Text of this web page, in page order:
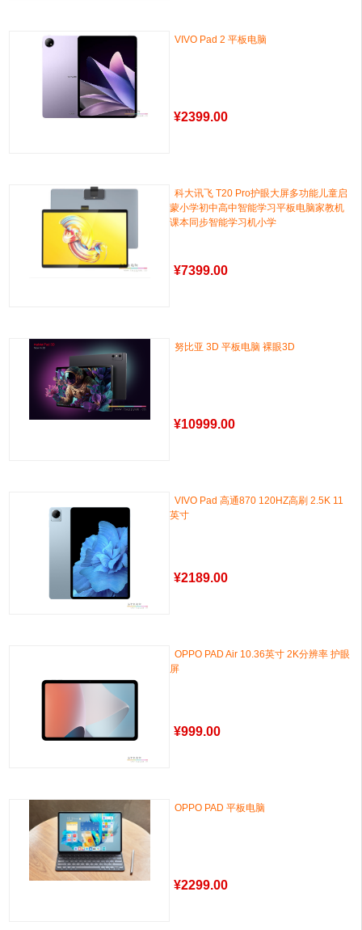
VIVO Pad 2 平板电脑
¥2399.00
科大讯飞 T20 Pro护眼大屏多功能儿童启
蒙小学初中高中智能学习平板电脑家教机
课本同步智能学习机小学
¥7399.00
努比亚 3D 平板电脑 裸眼3D
¥10999.00
VIVO Pad 高通870 120HZ高刷 2.5K 11
英寸
¥2189.00
OPPO PAD Air 10.36英寸 2K分辨率 护眼
屏
¥999.00
OPPO PAD 平板电脑
¥2299.00